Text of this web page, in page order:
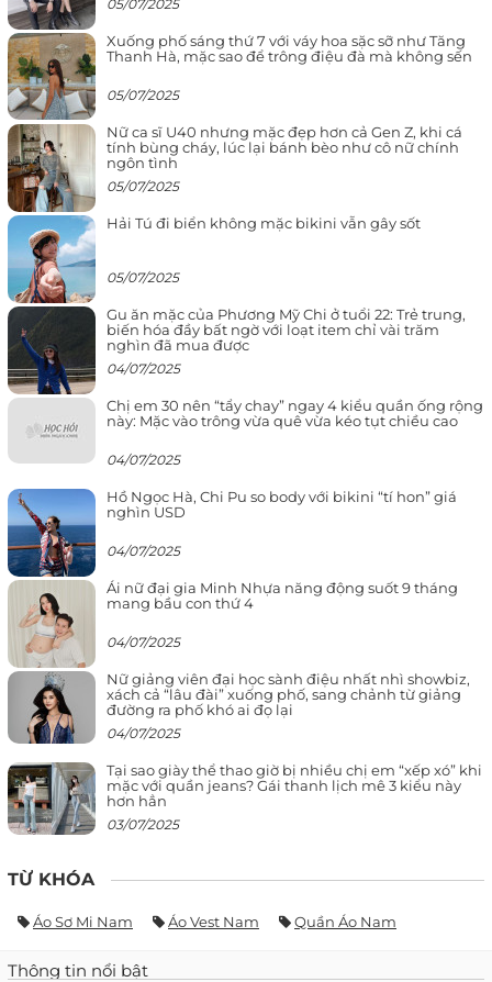
05/07/2025
Xuống phố sáng thứ 7 với váy hoa sặc sỡ như Tăng
Thanh Hà, mặc sao để trông điệu đà mà không sến
05/07/2025
Nữ ca sĩ U40 nhưng mặc đẹp hơn cả Gen Z, khi cá
tính bùng cháy, lúc lại bánh bèo như cô nữ chính
ngôn tình
05/07/2025
Hải Tú đi biển không mặc bikini vẫn gây sốt
05/07/2025
Gu ăn mặc của Phương Mỹ Chi ở tuổi 22: Trẻ trung,
biến hóa đầy bất ngờ với loạt item chỉ vài trăm
nghìn đã mua được
04/07/2025
Chị em 30 nên “tẩy chay” ngay 4 kiểu quần ống rộng
này: Mặc vào trông vừa quê vừa kéo tụt chiều cao
04/07/2025
Hồ Ngọc Hà, Chi Pu so body với bikini “tí hon” giá
nghìn USD
04/07/2025
Ái nữ đại gia Minh Nhựa năng động suốt 9 tháng
mang bầu con thứ 4
04/07/2025
Nữ giảng viên đại học sành điệu nhất nhì showbiz,
xách cả “lâu đài” xuống phố, sang chảnh từ giảng
đường ra phố khó ai đọ lại
04/07/2025
Tại sao giày thể thao giờ bị nhiều chị em “xếp xó” khi
mặc với quần jeans? Gái thanh lịch mê 3 kiểu này
hơn hẳn
03/07/2025
TỪ KHÓA
Áo Sơ Mi Nam Áo Vest Nam Quần Áo Nam
Thông tin nổi bật